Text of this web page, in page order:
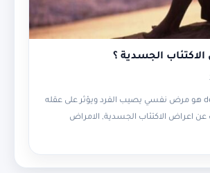
الجسدية ؟
الاكتئابdepression هو مرض نفسي يصيب الفرد ويؤثر على عقله
اعراض الاكتئاب الجسدية, الامراض